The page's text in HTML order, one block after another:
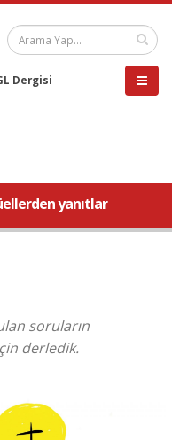
Dergisi
yanıtlar
soruların
derledik.